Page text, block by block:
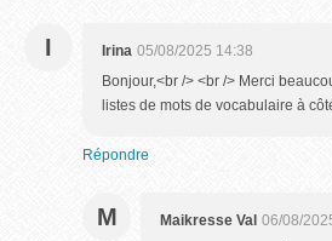
I Irina 05/08/2025 14:38
Bonjour,<br /> <br /> Merci
listes de mots de vocabulaire à
Répondre
M Maikresse Val 06/08/